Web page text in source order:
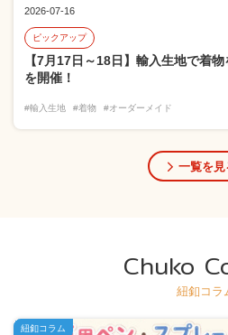
2026-07-16
ピックアップ
【7月17日～18日】輸入生地で着
を開催！
#輸入生地 #着物 #オーダーメイド
一覧を見
Chuko
紐釦コラ
紐釦コラム